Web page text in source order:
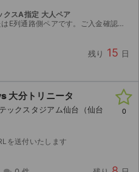
クスA指定 大人ペア
ケットの分配用URLを送付いたします。ご検討宜しくお願い致します。
残り 15 日
大分トリニータ
クスタジアム仙台（仙台
を送付いたします
0